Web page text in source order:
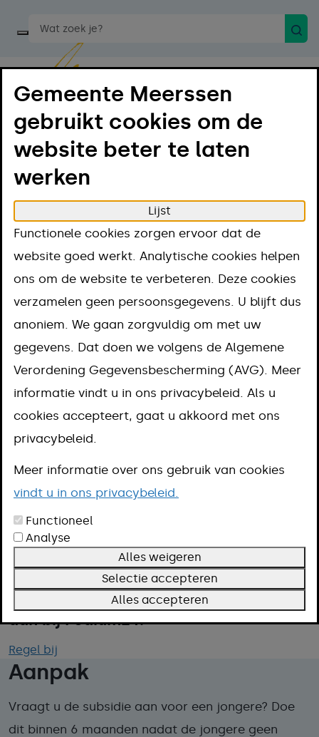
Start een spraakopdracht
Menu
Home
Regelen
Hulp bij laag inkomen en geldzorgen
Regelingen
aanvragen
Aanpak
Omschrijving
Meer informatie
Werkgevers kunnen
loonkostensubsidie aanvragen voor
werknemers die een bijstandsuitkering
krijgen en een arbeidsbeperking
hebben. U vraagt loonkostensubsidie
aan bij Podium24.
Regel bij
Aanpak
Vraagt u de subsidie aan voor een jongere? Doe
dit binnen 6 maanden nadat de jongere geen
Gemeente Meerssen
gebruikt cookies om de
website beter te laten
werken
Lijst
Functionele cookies zorgen ervoor dat de
website goed werkt. Analytische cookies helpen
ons om de website te verbeteren. Deze cookies
verzamelen geen persoonsgegevens. U blijft dus
anoniem. We gaan zorgvuldig om met uw
gegevens. Dat doen we volgens de Algemene
Verordening Gegevensbescherming (AVG). Meer
informatie vindt u in ons privacybeleid. Als u
cookies accepteert, gaat u akkoord met ons
privacybeleid.
Meer informatie over ons gebruik van cookies
vindt u in ons privacybeleid.
Functioneel
Analyse
Alles weigeren
Selectie accepteren
Alles accepteren